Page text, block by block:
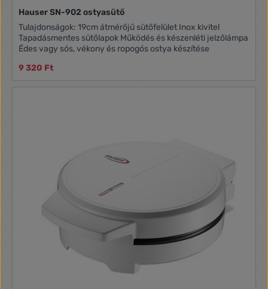
Hauser SN-902 ostyasütő
Tulajdonságok: 19cm átmérőjű sütőfelület Inox kivitel
Tapadásmentes sütőlapok Működés és készenléti jelzőlámpa
Édes vagy sós, vékony és ropogós ostya készítése
9 320 Ft